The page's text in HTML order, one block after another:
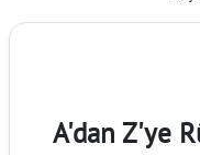
A'dan Z'ye